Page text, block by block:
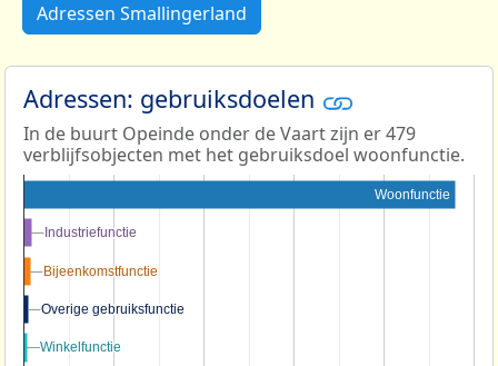
Adressen Smallingerland
Adressen: gebruiksdoelen
In de buurt Opeinde onder de Vaart zijn er 479
verblijfsobjecten met het gebruiksdoel woonfunctie.
Woonfunctie
Industriefunctie
Industriefunctie
Bijeenkomstfunctie
Bijeenkomstfunctie
Overige gebruiksfunctie
Overige gebruiksfunctie
Winkelfunctie
Winkelfunctie